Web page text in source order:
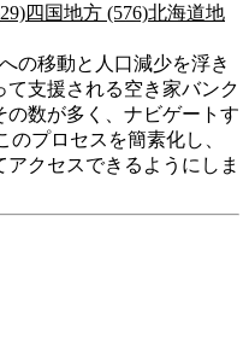
四国地方 (576)北海道地
の移動と人口減少を浮き
支援される空き家バンク
数が多く、ナビゲートす
のプロセスを簡素化し、
クセスできるようにしま